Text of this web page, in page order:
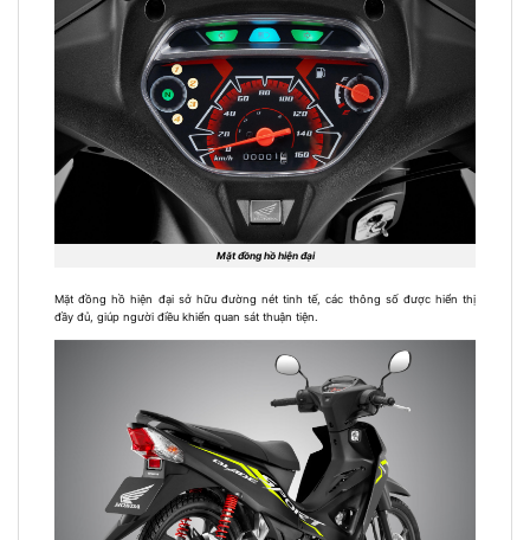
Mặt đồng hồ hiện đại
Mặt đồng hồ hiện đại sở hữu đường nét tinh tế, các thông số được hiển thị
đầy đủ, giúp người điều khiển quan sát thuận tiện.